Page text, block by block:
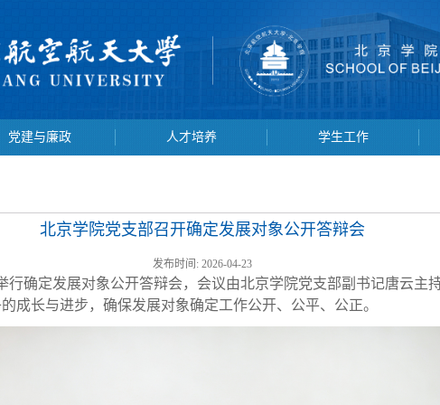
党建与廉政 人才培养 学生工作
北京学院党支部召开确定发展对象公开答辩会
发布时间: 2026-04-23
行确定发展对象公开答辩会，会议由北京学院党支部副书记唐云主
成长与进步，确保发展对象确定工作公开、公平、公正。